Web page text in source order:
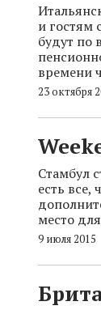
и гостям
будут по
времени
23 октября
Стамбул
есть все,
место
9 июля 2015